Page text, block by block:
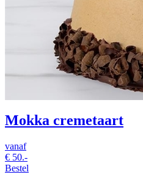
Mokka cremetaart
vanaf
€ 50.-
Bestel